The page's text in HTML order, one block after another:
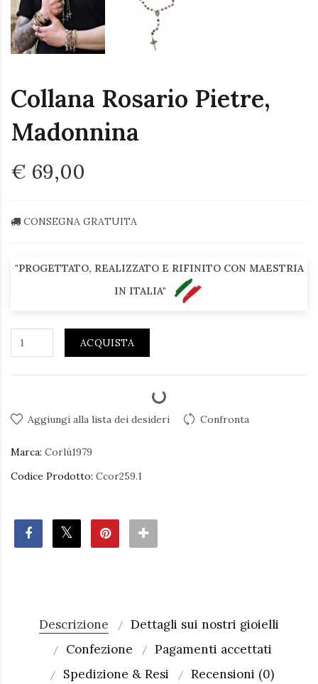
Collana Rosario Pietre,
Madonnina
€ 69,00
CONSEGNA GRATUITA
"PROGETTATO, REALIZZATO E RIFINITO CON MAESTRIA
IN ITALIA"
ACQUISTA
Aggiungi alla lista dei desideri Confronta
Marca: Corlù1979
Codice Prodotto: Ccor259.1
Descrizione
Dettagli sui nostri gioielli
Confezione
Pagamenti accettati
Spedizione & Resi
Recensioni (0)